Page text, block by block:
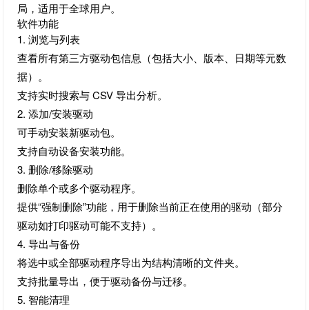
局，适用于全球用户。
软件功能
1. 浏览与列表
查看所有第三方驱动包信息（包括大小、版本、日期等元数
据）。
支持实时搜索与 CSV 导出分析。
2. 添加/安装驱动
可手动安装新驱动包。
支持自动设备安装功能。
3. 删除/移除驱动
删除单个或多个驱动程序。
提供“强制删除”功能，用于删除当前正在使用的驱动（部分
驱动如打印驱动可能不支持）。
4. 导出与备份
将选中或全部驱动程序导出为结构清晰的文件夹。
支持批量导出，便于驱动备份与迁移。
5. 智能清理